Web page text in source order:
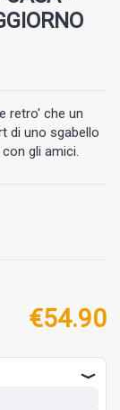
retro' che un
di uno sgabello
gli amici.
€54.90